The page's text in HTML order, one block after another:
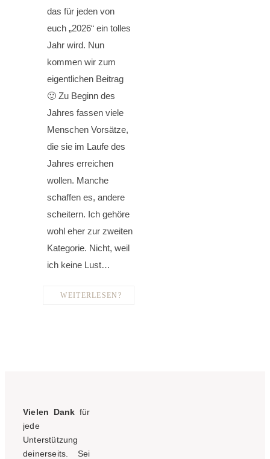
das für jeden von
euch „2026“ ein tolles
Jahr wird. Nun
kommen wir zum
eigentlichen Beitrag
🙂 Zu Beginn des
Jahres fassen viele
Menschen Vorsätze,
die sie im Laufe des
Jahres erreichen
wollen. Manche
schaffen es, andere
scheitern. Ich gehöre
wohl eher zur zweiten
Kategorie. Nicht, weil
ich keine Lust…
WEITERLESEN?
Vielen Dank für
jede
Unterstützung
deinerseits. Sei